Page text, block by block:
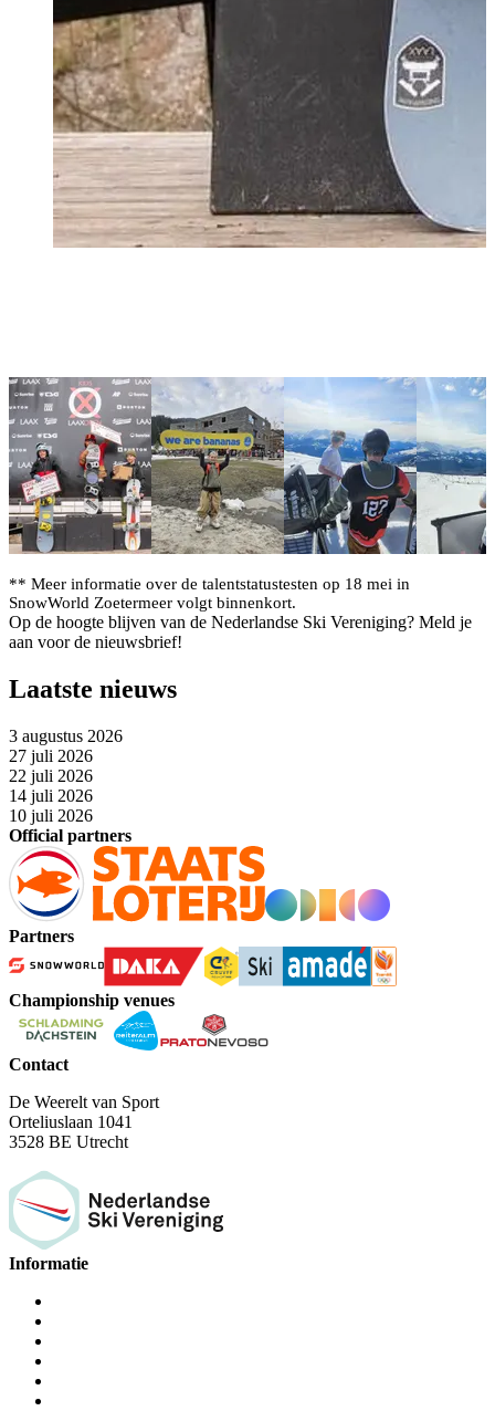
** Meer informatie over de talentstatustesten op 18 mei in
SnowWorld Zoetermeer volgt binnenkort.
Op de hoogte blijven van de Nederlandse Ski Vereniging? Meld je
aan voor de nieuwsbrief!
Laatste nieuws
3 augustus 2026
27 juli 2026
22 juli 2026
14 juli 2026
10 juli 2026
Official partners
Partners
Championship venues
Contact
De Weerelt van Sport
Orteliuslaan 1041
3528 BE Utrecht
Informatie